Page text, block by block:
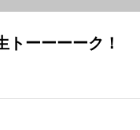
トーーーーク！